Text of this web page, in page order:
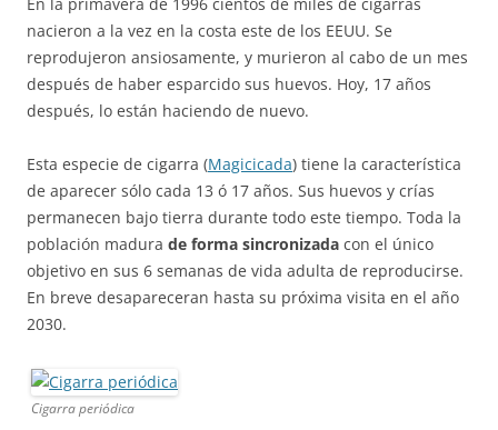
nacieron a la vez en la costa este de los EEUU. Se
reprodujeron ansiosamente, y murieron al cabo de un mes
después de haber esparcido sus huevos. Hoy, 17 años
después, lo están haciendo de nuevo.
Esta especie de cigarra (Magicicada) tiene la característica
de aparecer sólo cada 13 ó 17 años. Sus huevos y crías
permanecen bajo tierra durante todo este tiempo. Toda la
población madura de forma sincronizada con el único
objetivo en sus 6 semanas de vida adulta de reproducirse.
En breve desapareceran hasta su próxima visita en el año
2030.
Cigarra periódica